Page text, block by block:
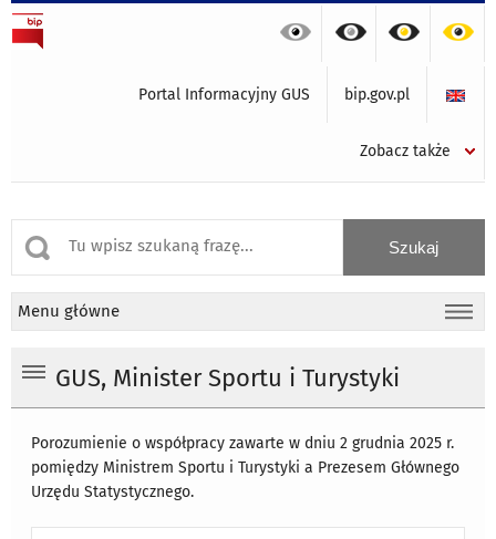
Portal Informacyjny GUS bip.gov.pl
Zobacz także
Menu główne
GUS, Minister Sportu i Turystyki
Porozumienie o współpracy zawarte w dniu 2 grudnia 2025 r.
pomiędzy Ministrem Sportu i Turystyki a Prezesem Głównego
Urzędu Statystycznego.